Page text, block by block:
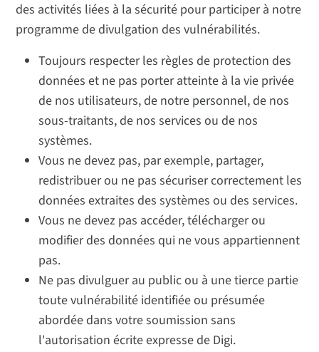
des activités liées à la sécurité pour participer à notre
programme de divulgation des vulnérabilités.
Toujours respecter les règles de protection des
données et ne pas porter atteinte à la vie privée
de nos utilisateurs, de notre personnel, de nos
sous-traitants, de nos services ou de nos
systèmes.
Vous ne devez pas, par exemple, partager,
redistribuer ou ne pas sécuriser correctement les
données extraites des systèmes ou des services.
Vous ne devez pas accéder, télécharger ou
modifier des données qui ne vous appartiennent
pas.
Ne pas divulguer au public ou à une tierce partie
toute vulnérabilité identifiée ou présumée
abordée dans votre soumission sans
l'autorisation écrite expresse de Digi.